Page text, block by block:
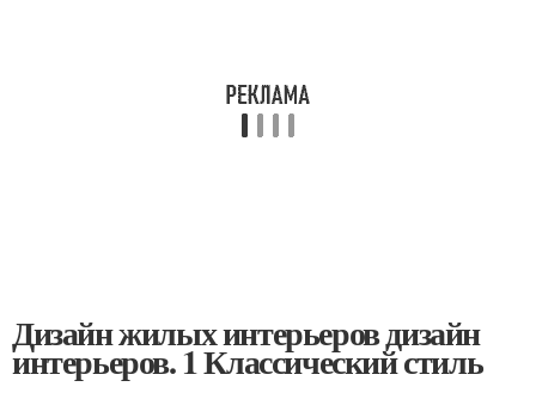
Дизайн жилых интерьеров дизайн
интерьеров. 1 Классический стиль